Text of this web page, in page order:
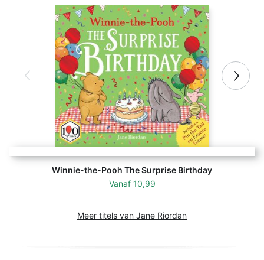
Winnie-the-Pooh The Surprise Birthday
Vanaf 10,99
Meer titels van Jane Riordan